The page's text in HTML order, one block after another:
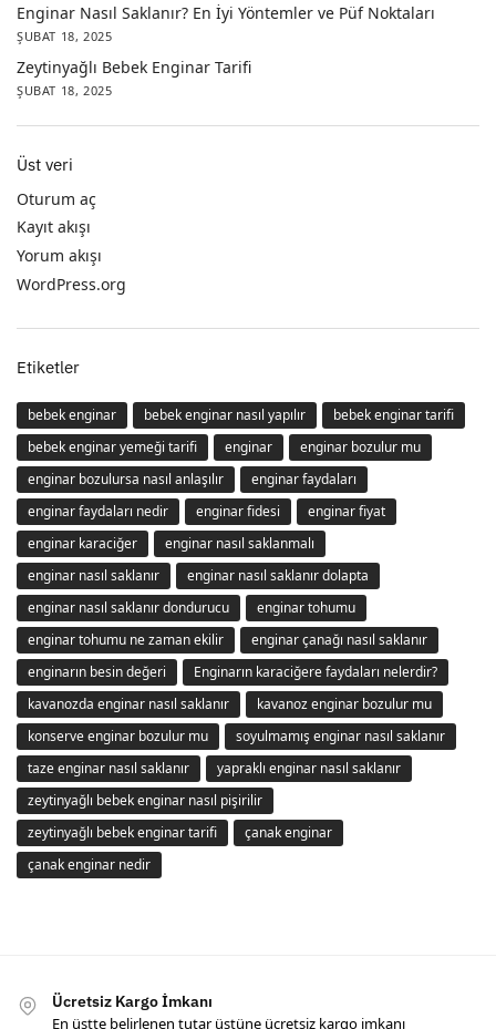
Enginar Nasıl Saklanır? En İyi Yöntemler ve Püf Noktaları
ŞUBAT 18, 2025
Zeytinyağlı Bebek Enginar Tarifi
ŞUBAT 18, 2025
Üst veri
Oturum aç
Kayıt akışı
Yorum akışı
WordPress.org
Etiketler
bebek enginar bebek enginar nasıl yapılır
bebek enginar tarifi
bebek enginar yemeği tarifi
enginar
enginar bozulur mu
enginar bozulursa nasıl anlaşılır
enginar faydaları
enginar faydaları nedir
enginar fidesi
enginar fiyat
enginar karaciğer
enginar nasıl saklanmalı
enginar nasıl saklanır
enginar nasıl saklanır dolapta
enginar nasıl saklanır dondurucu
enginar tohumu
enginar tohumu ne zaman ekilir
enginar çanağı nasıl saklanır
enginarın besin değeri
Enginarın karaciğere faydaları nelerdir?
kavanozda enginar nasıl saklanır
kavanoz enginar bozulur mu
konserve enginar bozulur mu
soyulmamış enginar nasıl saklanır
taze enginar nasıl saklanır
yapraklı enginar nasıl saklanır
zeytinyağlı bebek enginar nasıl pişirilir
zeytinyağlı bebek enginar tarifi
çanak enginar
çanak enginar nedir
Ücretsiz Kargo İmkanı
En üstte belirlenen tutar üstüne ücretsiz kargo imkanı